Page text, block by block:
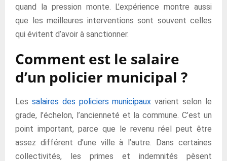
quand la pression monte. L’expérience montre aussi
que les meilleures interventions sont souvent celles
qui évitent d’avoir à sanctionner.
Comment est le salaire
d’un policier municipal ?
Les salaires des policiers municipaux varient selon le
grade, l’échelon, l’ancienneté et la commune. C’est un
point important, parce que le revenu réel peut être
assez différent d’une ville à l’autre. Dans certaines
collectivités, les primes et indemnités pèsent